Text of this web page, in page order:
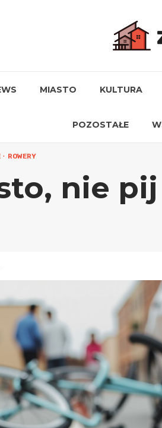
MIASTO KULTURA
POZOSTAŁE
ROWERY
nie